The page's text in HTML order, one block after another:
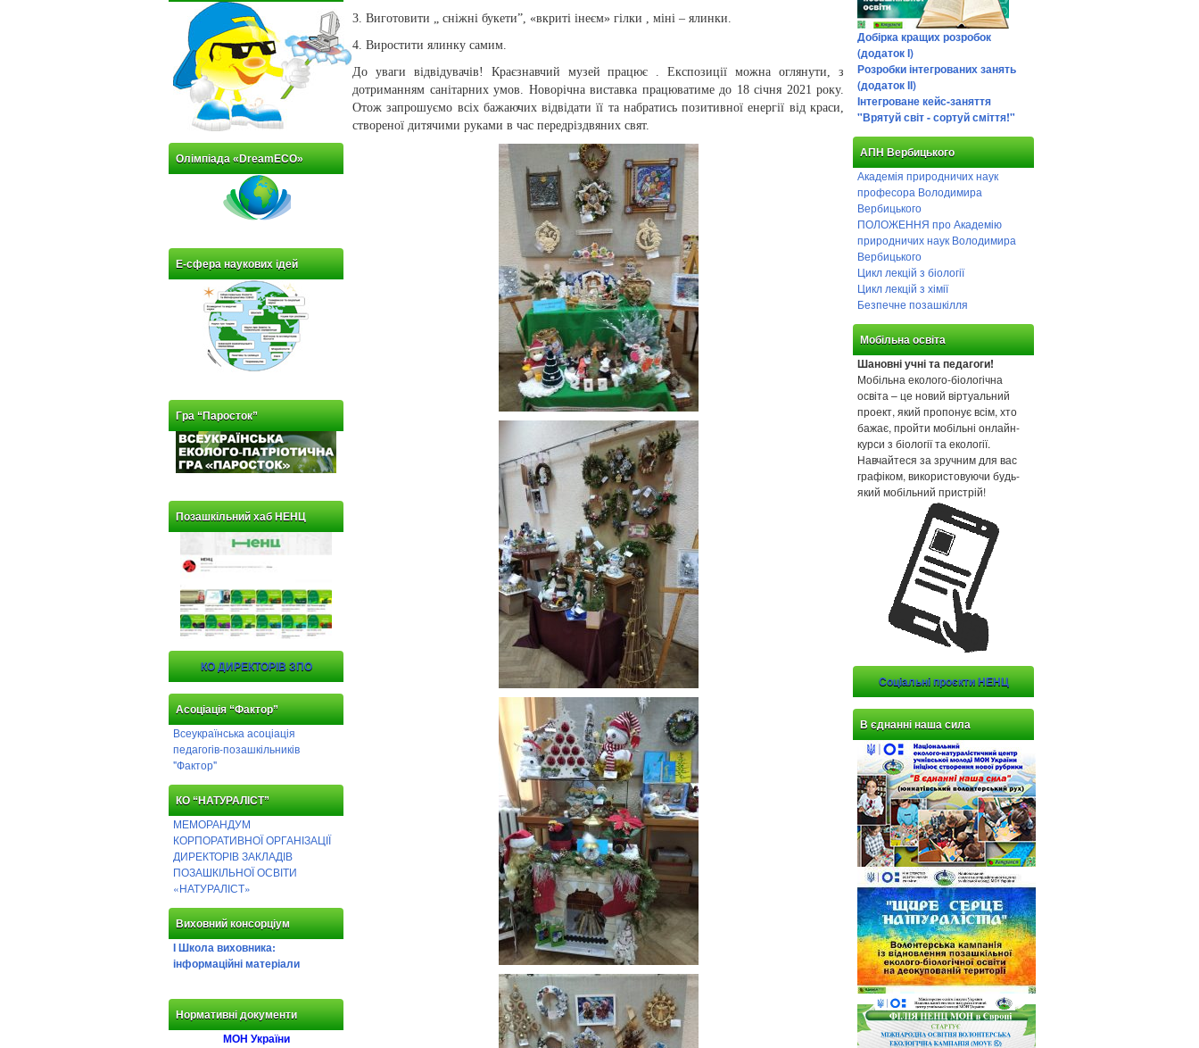
Олімпіада «DreamECO»
Е-сфера наукових ідей
Гра “Паросток”
Позашкільний хаб НЕНЦ
КО ДИРЕКТОРІВ ЗПО
Асоціація “Фактор”
Всеукраїнська асоціація
педагогів-позашкільників
"Фактор"
КО “НАТУРАЛІСТ”
МЕМОРАНДУМ
КОРПОРАТИВНОЇ ОРГАНІЗАЦІЇ
ДИРЕКТОРІВ ЗАКЛАДІВ
ПОЗАШКІЛЬНОЇ ОСВІТИ
«НАТУРАЛІСТ»
Виховний консорціум
І Школа виховника:
інформаційні матеріали
Нормативні документи
МОН України
3. Виготовити „ сніжні букети”, «вкриті інеєм» гілки , міні – ялинки.
4. Виростити ялинку самим.
До уваги відвідувачів! Краєзнавчий музей працює . Експозиції можна оглянути, з
дотриманням санітарних умов. Новорічна виставка працюватиме до 18 січня 2021 року.
Отож запрошуємо всіх бажаючих відвідати її та набратись позитивної енергії від краси,
створеної дитячими руками в час передріздвяних свят.
Добірка кращих розробок
(додаток І)
Розробки інтегрованих занять
(додаток ІІ)
Інтегроване кейс-заняття
"Врятуй світ - сортуй сміття!"
АПН Вербицького
Академія природничих наук
професора Володимира
Вербицького
ПОЛОЖЕННЯ про Академію
природничих наук Володимира
Вербицького
Цикл лекцій з біології
Цикл лекцій з хімії
Безпечне позашкілля
Мобільна освіта
Шановні учні та педагоги!
Мобільна еколого-біологічна
освіта – це новий віртуальний
проект, який пропонує всім, хто
бажає, пройти мобільні онлайн-
курси з біології та екології.
Навчайтеся за зручним для вас
графіком, використовуючи будь-
який мобільний пристрій!
Соціальні проєкти НЕНЦ
В єднанні наша сила